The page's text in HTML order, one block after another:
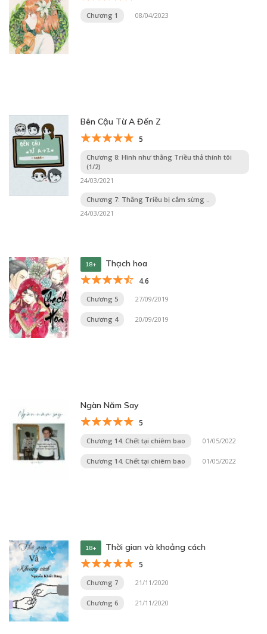
Chương 1 08/04/2023
Bên Cậu Từ A Đến Z
5
Chương 8: Hình như thằng Triều thả thính tôi
(1/2)
24/03/2021
Chương 7: Thằng Triều bị cắm sừng ..
24/03/2021
18+ Thạch hoa
4.6
Chương 5 27/09/2019
Chương 4 20/09/2019
Ngàn Năm Say
5
Chương 14. Chết tại chiêm bao 01/05/2022
Chương 14. Chết tại chiêm bao 01/05/2022
18+ Thời gian và khoảng cách
5
Chương 7 21/11/2020
Chương 6 21/11/2020